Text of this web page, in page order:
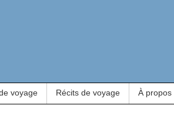
voyage Récits de voyage À propos